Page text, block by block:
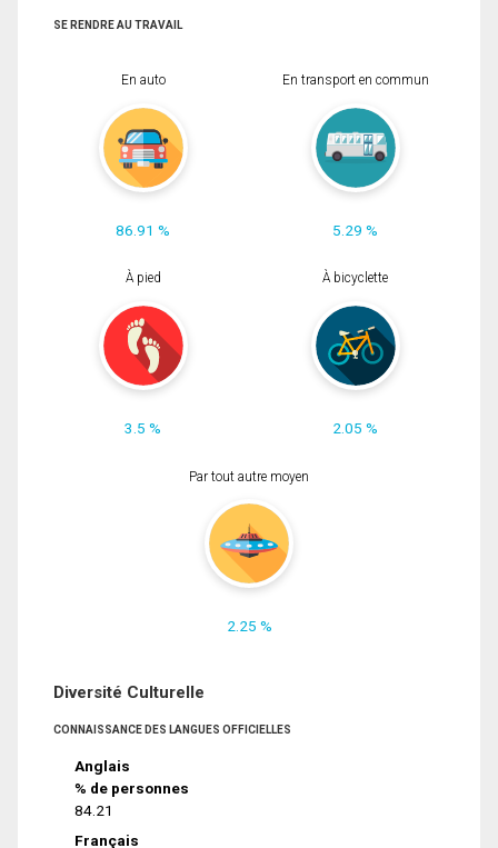
SE RENDRE AU TRAVAIL
En auto
86.91 %
En transport en commun
5.29 %
À pied
3.5 %
À bicyclette
2.05 %
Par tout autre moyen
2.25 %
Diversité Culturelle
CONNAISSANCE DES LANGUES OFFICIELLES
Anglais
% de personnes
84.21
Français